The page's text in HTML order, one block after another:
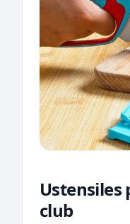
Ustensiles
club